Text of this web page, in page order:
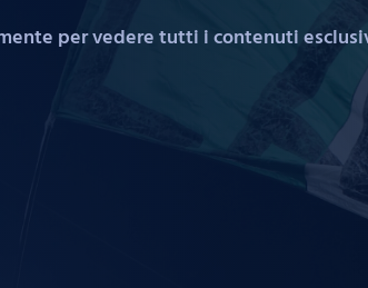
per vedere tutti i contenuti